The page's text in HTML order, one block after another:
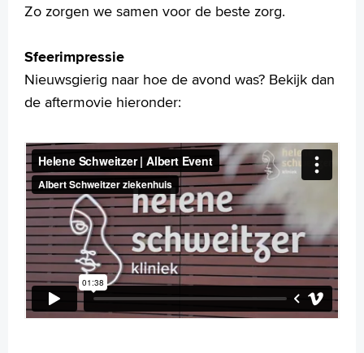
Zo zorgen we samen voor de beste zorg.
Sfeerimpressie
Nieuwsgierig naar hoe de avond was? Bekijk dan
de aftermovie hieronder: